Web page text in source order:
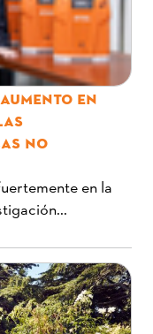
EN
NO
en la